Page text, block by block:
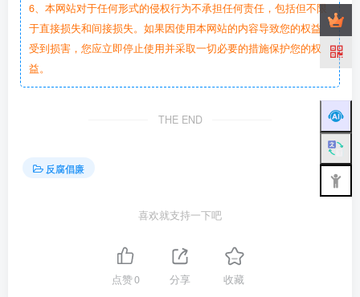
6、本网站对于任何形式的侵权行为不承担任何责任，包括但不限
于直接损失和间接损失。如果因使用本网站的内容导致您的权益
受到损害，您应立即停止使用并采取一切必要的措施保护您的权
益。
THE END
反腐倡廉
喜欢就支持一下吧
点赞0 分享 收藏